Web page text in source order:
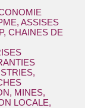
, ASSISES
, CHAINES DE
,
, MINES,
LOCALE,